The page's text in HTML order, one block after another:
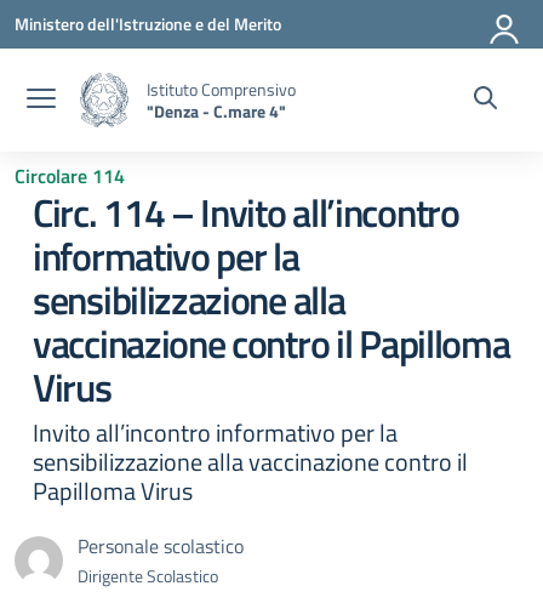
Vai ai contenuti
Vai al menu di navigazione
Vai al footer
Ministero dell'Istruzione e del Merito
Istituto Comprensivo
"Denza - C.mare 4"
Circolare 114
Circ. 114 – Invito all’incontro
informativo per la
sensibilizzazione alla
vaccinazione contro il Papilloma
Virus
Invito all’incontro informativo per la
sensibilizzazione alla vaccinazione contro il
Papilloma Virus
Personale scolastico
Dirigente Scolastico